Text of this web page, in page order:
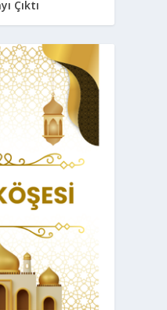
Çıktı